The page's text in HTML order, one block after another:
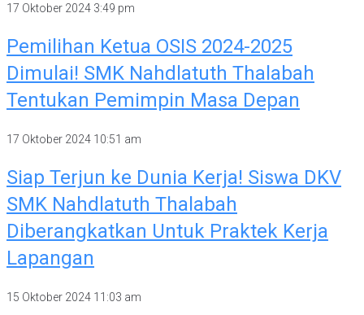
17 Oktober 2024 3:49 pm
Pemilihan Ketua OSIS 2024-2025
Dimulai! SMK Nahdlatuth Thalabah
Tentukan Pemimpin Masa Depan
17 Oktober 2024 10:51 am
Siap Terjun ke Dunia Kerja! Siswa DKV
SMK Nahdlatuth Thalabah
Diberangkatkan Untuk Praktek Kerja
Lapangan
15 Oktober 2024 11:03 am